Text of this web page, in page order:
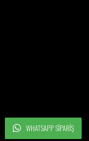
WHATSAPP SIPARIŞ